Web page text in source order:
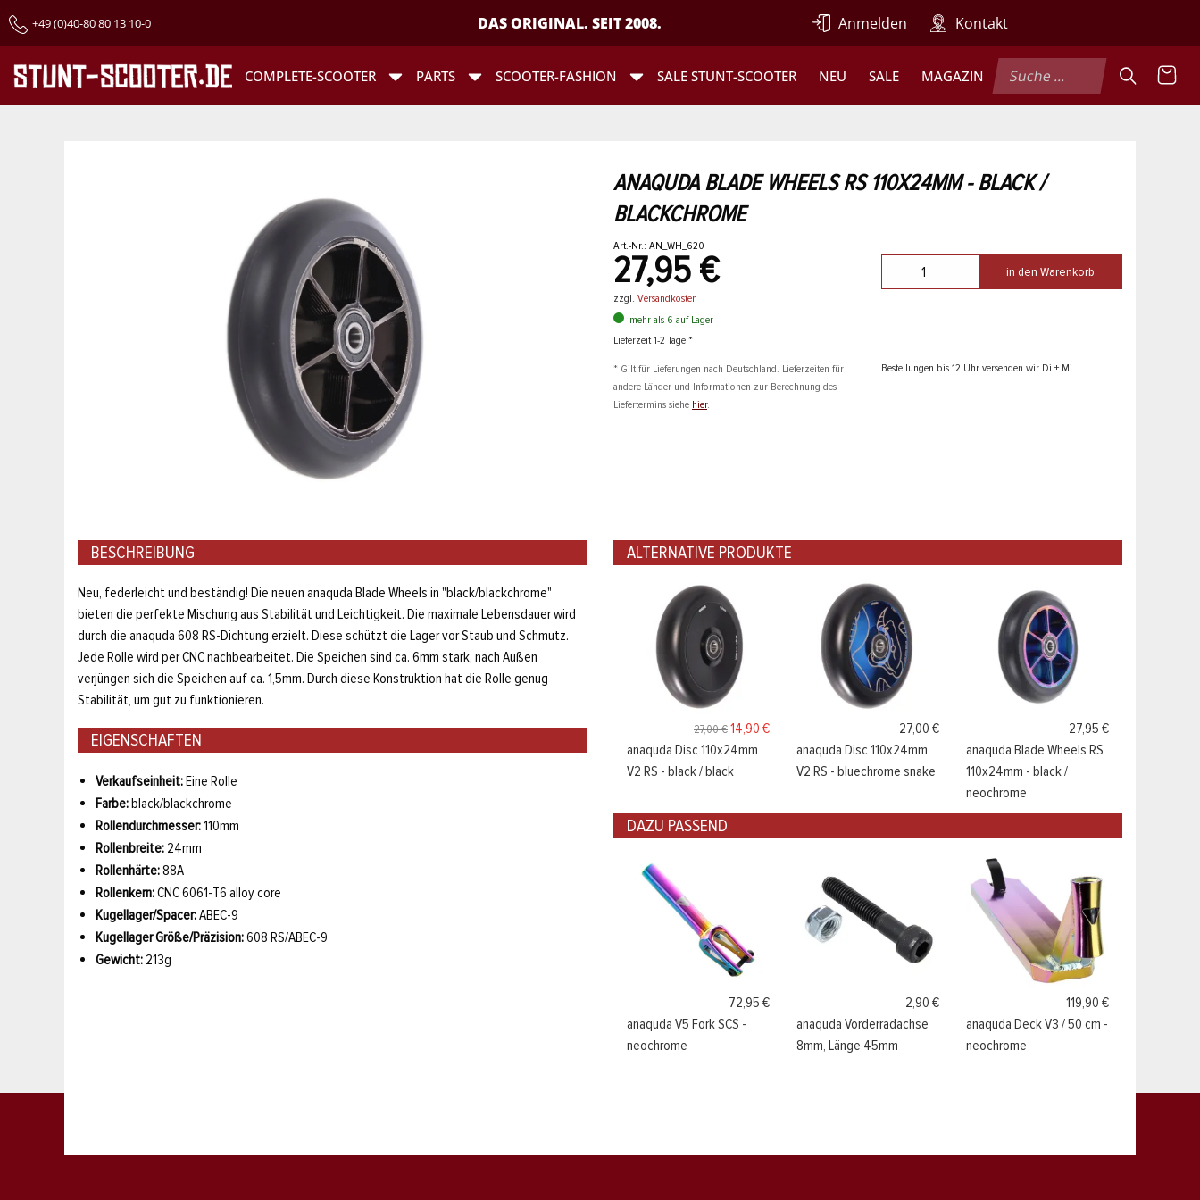
+49 (0)40-80 80 13 10-0 DAS ORIGINAL. SEIT 2008. Anmelden Kontakt
COMPLETE-SCOOTER PARTS SCOOTER-FASHION SALE STUNT-SCOOTER NEU SALE MAGAZIN
ANAQUDA BLADE WHEELS RS 110X24MM - BLACK /
BLACKCHROME
Art.-Nr.: AN_WH_620
27,95 €
zzgl. Versandkosten
in den Warenkorb
mehr als 6 auf Lager
Lieferzeit 1-2 Tage *
* Gilt für Lieferungen nach Deutschland. Lieferzeiten für
andere Länder und Informationen zur Berechnung des
Liefertermins siehe hier.
Bestellungen bis 12 Uhr versenden wir Di + Mi
BESCHREIBUNG
Neu, federleicht und beständig! Die neuen anaquda Blade Wheels in "black/blackchrome"
bieten die perfekte Mischung aus Stabilität und Leichtigkeit. Die maximale Lebensdauer wird
durch die anaquda 608 RS-Dichtung erzielt. Diese schützt die Lager vor Staub und Schmutz.
Jede Rolle wird per CNC nachbearbeitet. Die Speichen sind ca. 6mm stark, nach Außen
verjüngen sich die Speichen auf ca. 1,5mm. Durch diese Konstruktion hat die Rolle genug
Stabilität, um gut zu funktionieren.
EIGENSCHAFTEN
Verkaufseinheit:Eine Rolle
Farbe:black/blackchrome
Rollendurchmesser:110mm
Rollenbreite: 24mm
Rollenhärte:88A
Rollenkern:CNC 6061-T6 alloy core
Kugellager/Spacer:ABEC-9
Kugellager Größe/Präzision:608 RS/ABEC-9
Gewicht: 213g
ALTERNATIVE PRODUKTE
27,00 €14,90 €
anaquda Disc 110x24mm
V2 RS - black / black
27,00 €
anaquda Disc 110x24mm
V2 RS - bluechrome snake
27,95 €
anaquda Blade Wheels RS
110x24mm - black /
neochrome
DAZU PASSEND
72,95 €
anaquda V5 Fork SCS -
neochrome
2,90 €
anaquda Vorderradachse
8mm, Länge 45mm
119,90 €
anaquda Deck V3 / 50 cm -
neochrome